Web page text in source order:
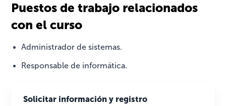
Puestos de trabajo relacionados
con el curso
Administrador de sistemas.
Responsable de informática.
Solicitar información y registro